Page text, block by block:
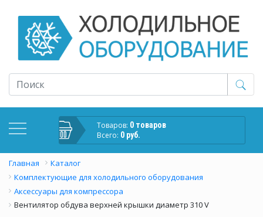
Товаров: 0 товаров
Всего: 0 руб.
Главная
Каталог
Комплектующие для холодильного оборудования
Аксессуары для компрессора
Вентилятор обдува верхней крышки диаметр 310 V